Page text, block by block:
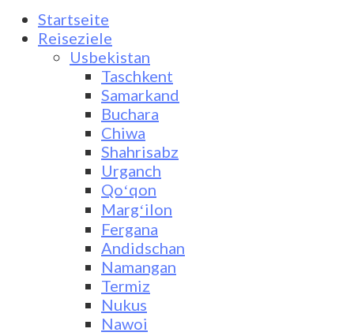
Startseite
Reiseziele
Usbekistan
Taschkent
Samarkand
Buchara
Chiwa
Shahrisabz
Urganch
Qoʻqon
Margʻilon
Fergana
Andidschan
Namangan
Termiz
Nukus
Nawoi